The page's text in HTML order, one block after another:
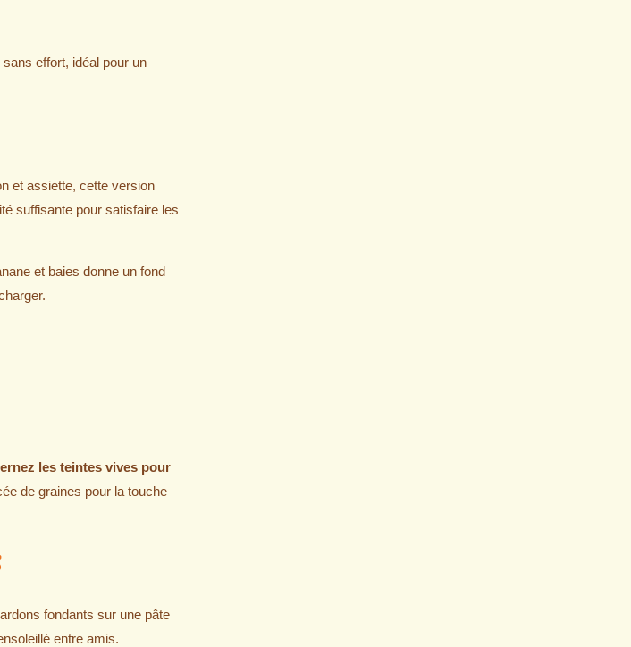
effort, idéal pour un
et assiette, cette version
suffisante pour satisfaire les
et baies donne un fond
les teintes vives pour
de graines pour la touche
fondants sur une pâte
entre amis.